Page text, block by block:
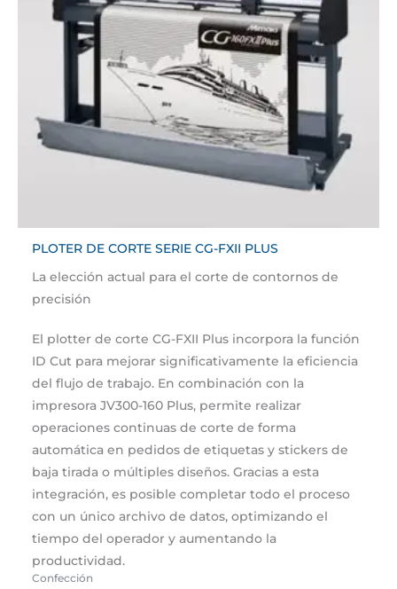
PLOTER DE CORTE SERIE CG-FXII PLUS
La elección actual para el corte de contornos de
precisión
El plotter de corte CG-FXII Plus incorpora la función
ID Cut para mejorar significativamente la eficiencia
del flujo de trabajo. En combinación con la
impresora JV300-160 Plus, permite realizar
operaciones continuas de corte de forma
automática en pedidos de etiquetas y stickers de
baja tirada o múltiples diseños. Gracias a esta
integración, es posible completar todo el proceso
con un único archivo de datos, optimizando el
tiempo del operador y aumentando la
productividad.
Confección